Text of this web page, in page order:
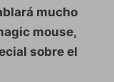
mucho
mouse,
sobre el